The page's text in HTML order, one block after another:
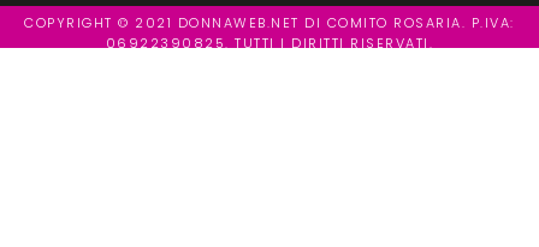
COPYRIGHT © 2021 DONNAWEB.NET DI COMITO ROSARIA. P.IVA:
06922390825. TUTTI I DIRITTI RISERVATI.